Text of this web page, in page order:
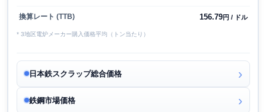
換算レート (TTB) 156.79円 / ドル
* 3地区電炉メーカー購入価格平均（トン当たり）
日本鉄スクラップ総合価格
鉄鋼市場価格